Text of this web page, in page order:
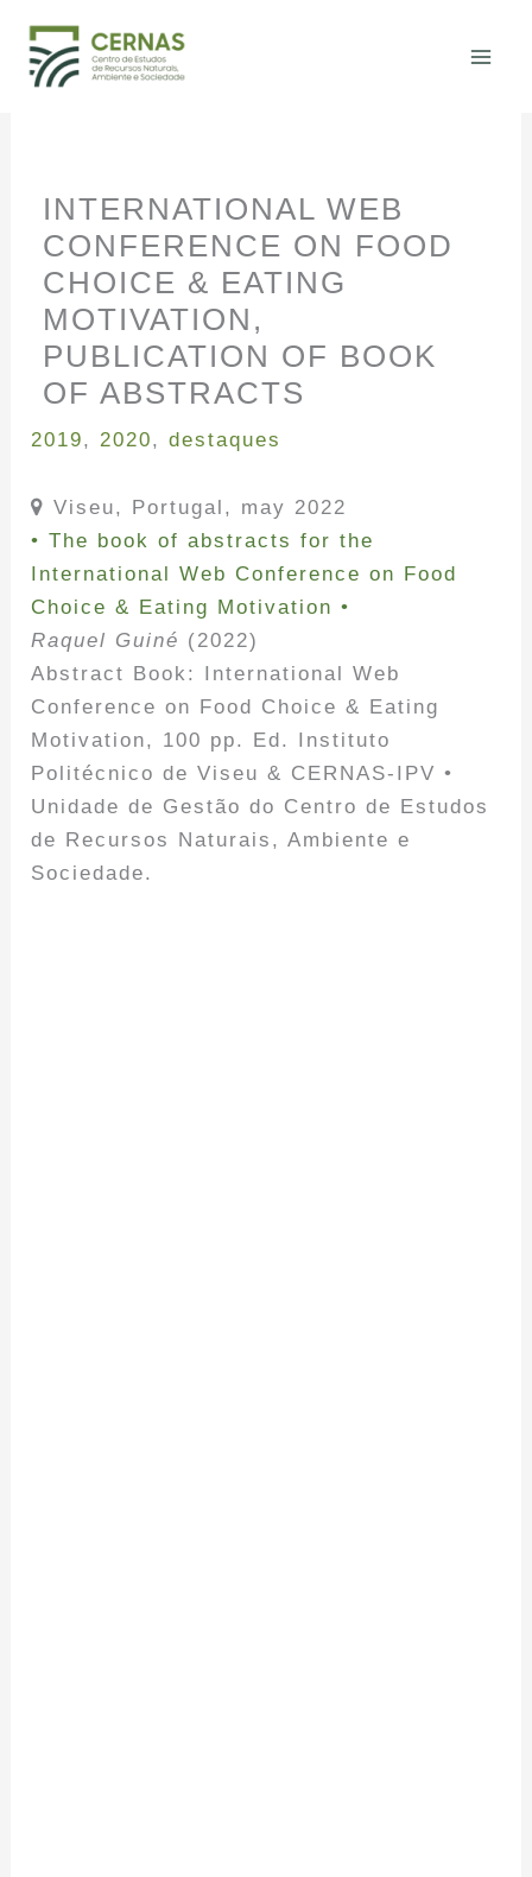
content
INTERNATIONAL WEB
CONFERENCE ON FOOD
CHOICE & EATING
MOTIVATION,
PUBLICATION OF BOOK
OF ABSTRACTS
2019, 2020,destaques
Viseu, Portugal, may 2022
• The book of abstracts for the
International Web Conference on Food
Choice & Eating Motivation •
Raquel Guiné (2022)
Abstract Book: International Web
Conference on Food Choice & Eating
Motivation, 100 pp. Ed. Instituto
Politécnico de Viseu & CERNAS-IPV •
Unidade de Gestão do Centro de Estudos
de Recursos Naturais, Ambiente e
Sociedade.